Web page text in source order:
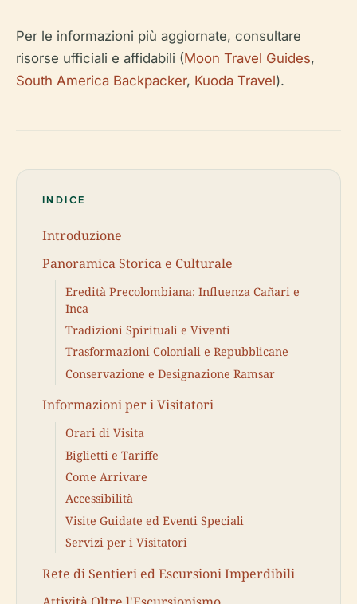
Per le informazioni più aggiornate, consultare
risorse ufficiali e affidabili (Moon Travel Guides,
South America Backpacker, Kuoda Travel).
INDICE
Introduzione
Panoramica Storica e Culturale
Eredità Precolombiana: Influenza Cañari e
Inca
Tradizioni Spirituali e Viventi
Trasformazioni Coloniali e Repubblicane
Conservazione e Designazione Ramsar
Informazioni per i Visitatori
Orari di Visita
Biglietti e Tariffe
Come Arrivare
Accessibilità
Visite Guidate ed Eventi Speciali
Servizi per i Visitatori
Rete di Sentieri ed Escursioni Imperdibili